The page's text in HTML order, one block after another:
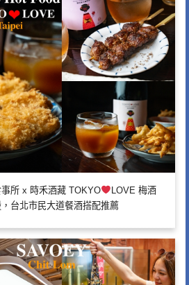
事所 x 時禾酒藏 TOKYO
LOVE 梅酒
台北市民大道餐酒搭配推薦